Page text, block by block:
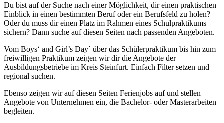
Du bist auf der Suche nach einer Möglichkeit, dir einen praktischen
Einblick in einen bestimmten Beruf oder ein Berufsfeld zu holen?
Oder du muss dir einen Platz im Rahmen eines Schulpraktikums
sichern? Dann suche auf diesen Seiten nach passenden Angeboten.
Vom Boys‘ and Girl’s Day´ über das Schülerpraktikum bis hin zum
freiwilligen Praktikum zeigen wir dir die Angebote der
Ausbildungsbetriebe im Kreis Steinfurt. Einfach Filter setzen und
regional suchen.
Ebenso zeigen wir auf diesen Seiten Ferienjobs auf und stellen
Angebote von Unternehmen ein, die Bachelor- oder Masterarbeiten
begleiten.